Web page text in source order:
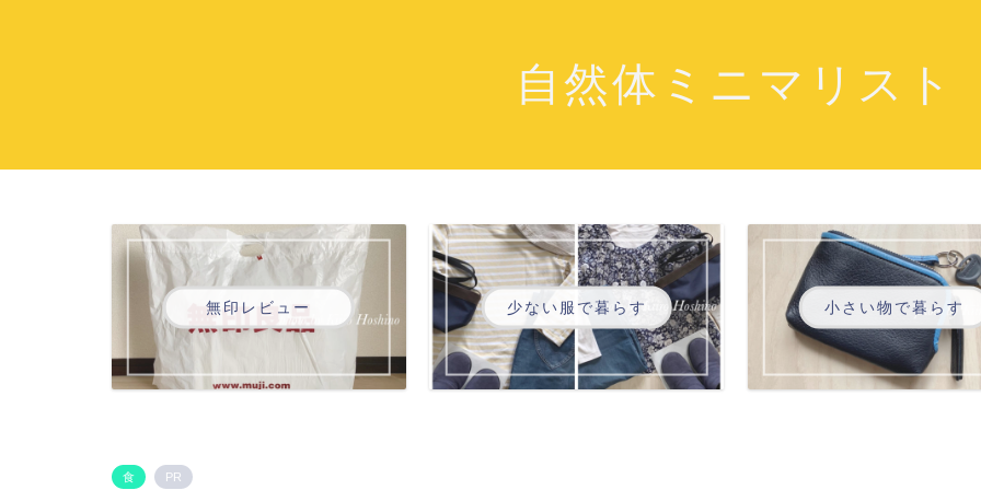
自然体ミニマリスト
無印レビュー 少ない服で暮らす 小さい物で暮らす
食 PR